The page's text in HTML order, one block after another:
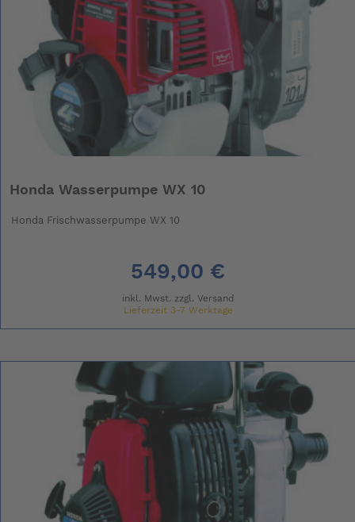
Honda Wasserpumpe WX 10
Honda Frischwasserpumpe WX 10
549,00 €
inkl. Mwst. zzgl. Versand
Lieferzeit 3-7 Werktage